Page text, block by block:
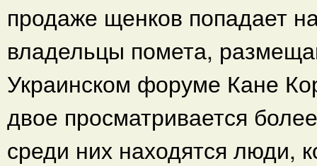
продаже щенков попадает
владельцы помета,
Украинском форуме Кане
двое просматривается
среди них находятся люди,